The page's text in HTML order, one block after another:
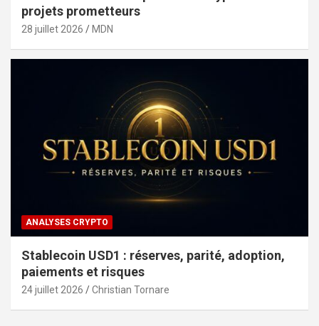
projets prometteurs
28 juillet 2026 MDN
ANALYSES CRYPTO
Stablecoin USD1 : réserves, parité, adoption,
paiements et risques
24 juillet 2026 Christian Tornare